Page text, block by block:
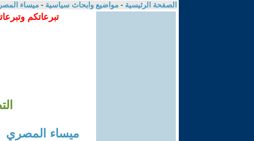
الصفحة الرئيسية - مواضيع وابحاث سياسية - ميساء
تبرعاتكم
ميساء المصري